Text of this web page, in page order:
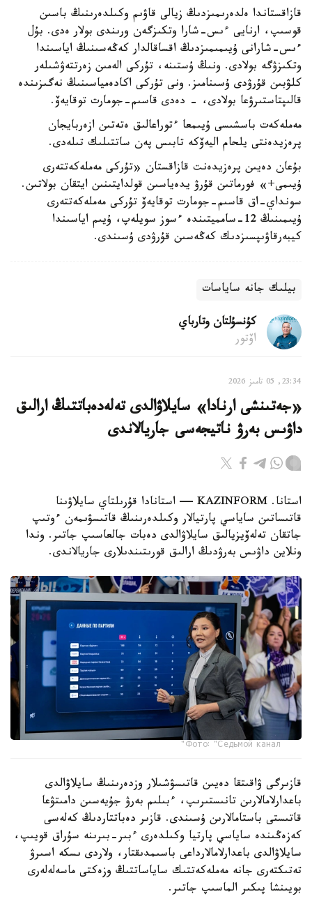
قازاقستاندا ەلدەرىمىزدىڭ زيالى قاۋىم وكىلدەرىنىڭ باسىن
قوسىپ، ارنايى ءىس-شارا وتكىزگەن ورىندى بولار ەدى. بۇل
ءىس-شارانى ۇيىمىمىزدىڭ اقساقالدار كەڭەسىنىڭ اياسىندا
وتكىزۋگە بولادى. ونىڭ ۇستىنە، تۇركى الەمىن زەرتتەۋشىلەر
كلۋبىن قۇرۋدى ۇسىنامىز. ونى تۇركى اكادەمياسىنىڭ نەگىزىندە
قالىپتاستىرۋعا بولادى، - دەدى قاسىم-جومارت توقايەۆ.
مەملەكەت باسشىسى ۇيىمعا ءتوراعالىق ەتەتىن ازەربايجان
پرەزيدەنتى يلحام اليەۆكە تابىس پەن ساتتىلىك تىلەدى.
بۇعان دەيىن پرەزيدەنت قازاقستان «تۇركى مەملەكەتتەرى
ۇيىمى+» فورماتىن قۇرۋ يدەياسىن قولدايتىنىن ايتقان بولاتىن.
سونداي-اق قاسىم-جومارت توقايەۆ تۇركى مەملەكەتتەرى
ۇيىمىنىڭ 12-سامميتىندە ءسوز سويلەپ، ۇيىم اياسىندا
كيبەرقاۋىپسىزدىك كەڭەسىن قۇرۋدى ۇسىندى.
بيلىك جانە ساياسات
كۇنسۇلتان وتارباي
اۆتور
23:34, 05 تامىز 2026
«جەتىنشى ارنادا» سايلاۋالدى تەلەدەباتتىڭ ارالىق
داۋىس بەرۋ ناتيجەسى جاريالاندى
استانا. KAZINFORM — استانادا قۇرىلتاي سايلاۋىنا
قاتىساتىن ساياسي پارتيالار وكىلدەرىنىڭ قاتىسۋىمەن ءوتىپ
جاتقان تەلەۆيزيالىق سايلاۋالدى دەبات جالعاسىپ جاتىر. وندا
ونلاين داۋىس بەرۋدىڭ ارالىق قورىتىندىلارى جاريالاندى.
Фото: "Седьмой канал"
قازىرگى ۋاقىتقا دەيىن قاتىسۋشىلار وزدەرىنىڭ سايلاۋالدى
باعدارلامالارىن تانىستىرىپ، ءبىلىم بەرۋ جۇيەسىن دامىتۋعا
قاتىستى باستامالارىن ۇسىندى. قازىر دەباتتاردىڭ كەلەسى
كەزەڭىندە ساياسي پارتيا وكىلدەرى ءبىر-بىرىنە سۇراق قويىپ،
سايلاۋالدى باعدارلامالارداعى باسىمدىقتار، ولاردى ىسكە اسىرۋ
تەتىكتەرى جانە مەملەكەتتىك ساياساتتىڭ وزەكتى ماسەلەلەرى
بويىنشا پىكىر الماسىپ جاتىر.